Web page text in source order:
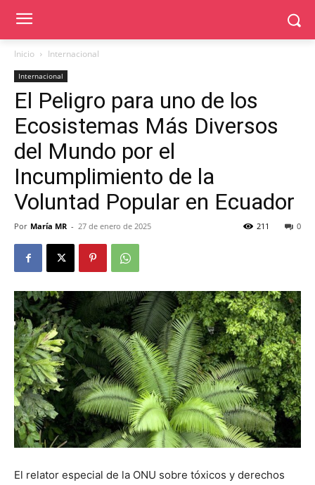
Inicio Internacional
Internacional
El Peligro para uno de los
Ecosistemas Más Diversos
del Mundo por el
Incumplimiento de la
Voluntad Popular en Ecuador
Por María MR - 27 de enero de 2025 0
211
El relator especial de la ONU sobre tóxicos y derechos